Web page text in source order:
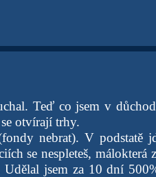
Teď co jsem v
otvírají trhy.
nebrat). V
se nespleteš, málokterá
Udělal jsem za 10 dní